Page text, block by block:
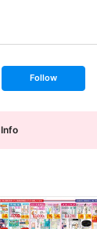
s
t
o
Follow
Info